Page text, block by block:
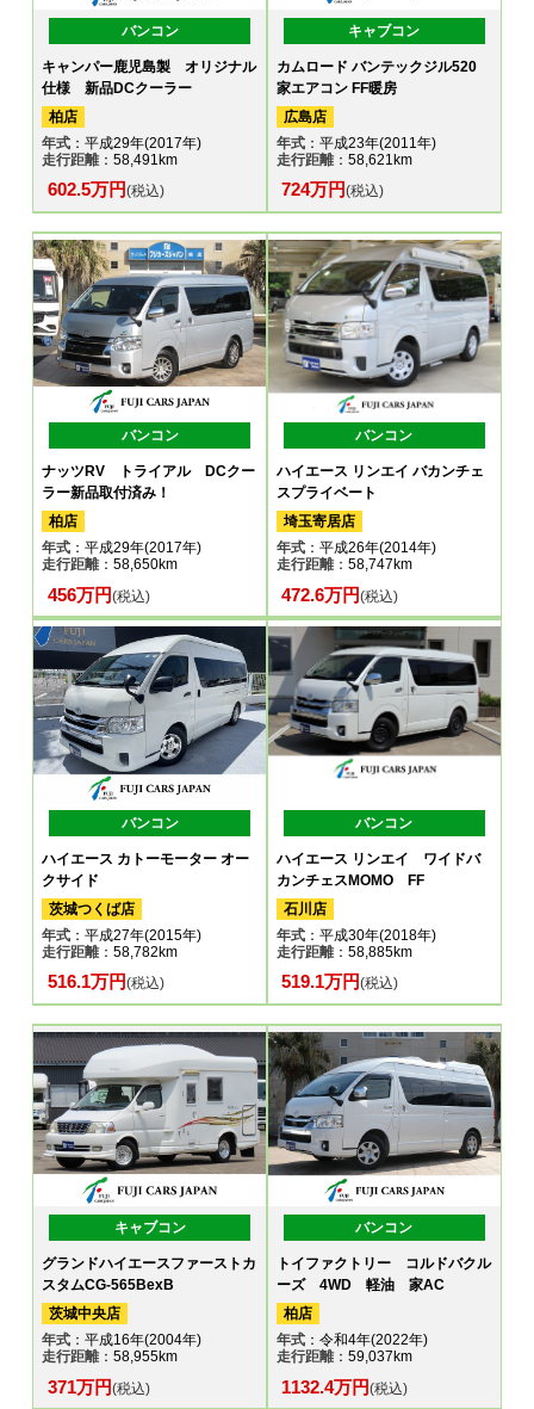
バンコン
キャンパー鹿児島製 オリジナル
仕様 新品DCクーラー
柏店
年式 ：平成29年(2017年)
走行距離：58,491km
602.5万円(税込)
キャブコン
カムロード バンテックジル520
家エアコン FF暖房
広島店
年式：平成23年(2011年)
走行距離：58,621km
724万円(税込)
バンコン
ナッツRV トライアル DCクー
ラー新品取付済み！
柏店
年式 ：平成29年(2017年)
走行距離：58,650km
456万円(税込)
バンコン
ハイエース リンエイ バカンチェ
スプライベート
埼玉寄居店
年式：平成26年(2014年)
走行距離：58,747km
472.6万円(税込)
バンコン
ハイエース カトーモーター オー
クサイド
茨城つくば店
年式 ：平成27年(2015年)
走行距離：58,782km
516.1万円(税込)
バンコン
ハイエース リンエイ ワイドバ
カンチェスMOMO FF
石川店
年式：平成30年(2018年)
走行距離：58,885km
519.1万円(税込)
キャブコン
グランドハイエースファーストカ
スタムCG-565BexB
茨城中央店
年式 ：平成16年(2004年)
走行距離：58,955km
371万円(税込)
バンコン
トイファクトリー コルドバクル
ーズ 4WD 軽油 家AC
柏店
年式：令和4年(2022年)
走行距離：59,037km
1132.4万円(税込)